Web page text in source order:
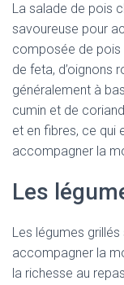
La salade de pois
savoureuse pour
composée de pois
de feta, d’oignons
généralement à
cumin et de
et en fibres, ce qui
accompagner la
Les
Les légumes
accompagner la
la richesse au